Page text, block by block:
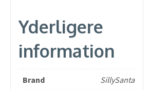
Yderligere
information
Brand SillySanta